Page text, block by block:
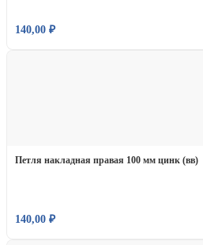
140,00 ₽
Петля накладная правая 100 мм цинк (вв)
140,00 ₽